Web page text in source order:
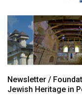
Newsletter /
Jewish Heritage in